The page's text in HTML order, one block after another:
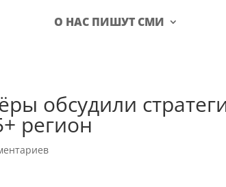
О НАС ПИШУТ СМИ
обсудили
регион